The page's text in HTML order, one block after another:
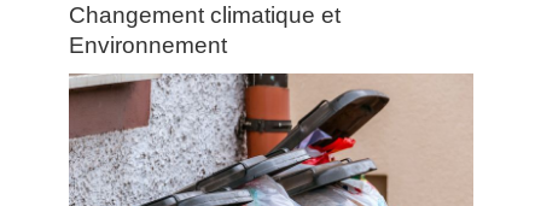
Category:
Changement
climatique
et
Environnement
Changement climatique et
Environnement